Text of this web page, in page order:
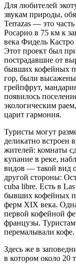
Для любителей
звукам природы,
Terrazas — это
Росарио в 75 км к
века Фидель
Этот проект был
пострадавшие от
бывших кофейных
гор, были высажены
грейпфрут,
появилось
экологическим
царит гармония.
Туристы могут
деликатно встроен
жителей: комнаты
купание в реке,
видов — такой вид
другой стороны:
cuba libre. Есть в
бывших кофейных
ферм XIX века.
первой кофейной
французы.
перемалывали кофе.
Здесь же в
в котором около 20